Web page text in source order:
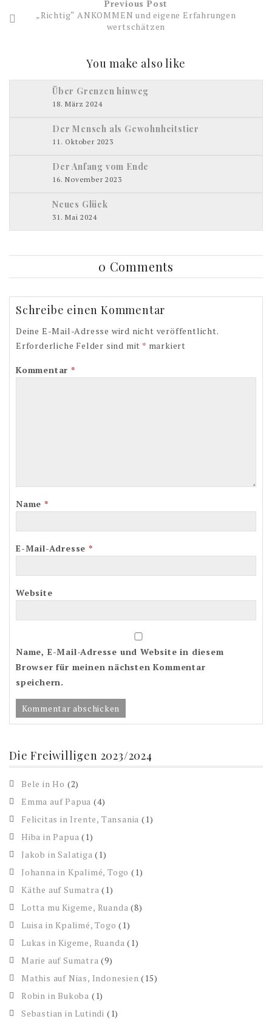
Previous Post
„Richtig“ ANKOMMEN und eigene Erfahrungen
wertschätzen
You make also like
Über Grenzen hinweg
18. März 2024
Der Mensch als Gewohnheitstier
11. Oktober 2023
Der Anfang vom Ende
16. November 2023
Neues Glück
31. Mai 2024
0 Comments
Schreibe einen Kommentar
Deine E-Mail-Adresse wird nicht veröffentlicht.
Erforderliche Felder sind mit * markiert
Kommentar*
Name *
E-Mail-Adresse*
Website
Name, E-Mail-Adresse und Website in diesem
Browser für meinen nächsten Kommentar
speichern.
Die Freiwilligen 2023/2024
Bele in Ho (2)
Emma auf Papua (4)
Felicitas in Irente, Tansania (1)
Hiba in Papua (1)
Jakob in Salatiga (1)
Johanna in Kpalimé, Togo (1)
Käthe auf Sumatra (1)
Lotta mu Kigeme, Ruanda (8)
Luisa in Kpalimé, Togo (1)
Lukas in Kigeme, Ruanda (1)
Marie auf Sumatra (9)
Mathis auf Nias, Indonesien (15)
Robin in Bukoba (1)
Sebastian in Lutindi (1)